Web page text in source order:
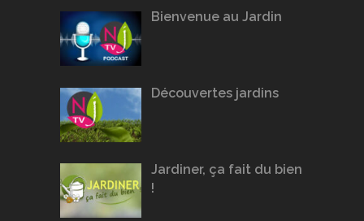
Bienvenue au Jardin
Découvertes jardins
Jardiner, ça fait du bien
!